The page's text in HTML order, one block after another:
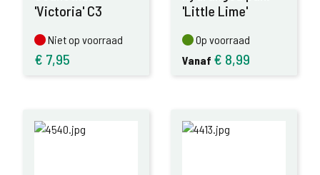
'Victoria' C3
Niet op voorraad
Niet op voorraad
€ 7,95
'Little Lime'
Op voorraad
Op voorraad
Vanaf € 8,99